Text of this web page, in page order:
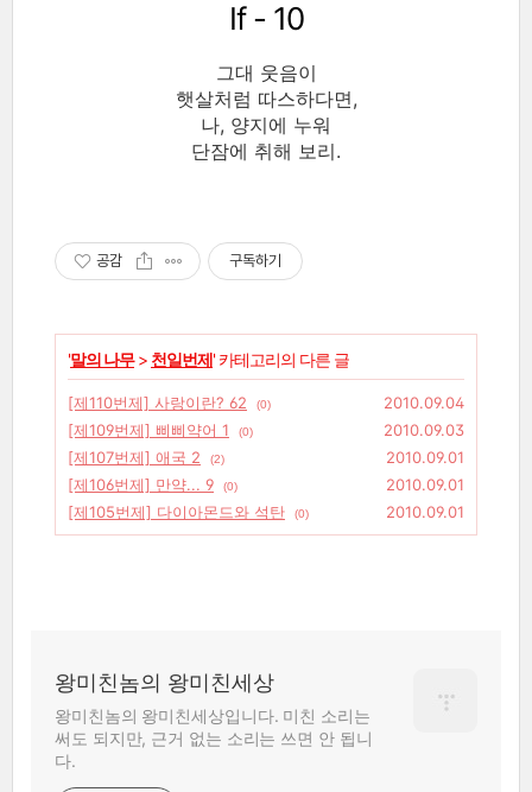
If - 10
그대 웃음이
햇살처럼 따스하다면,
나, 양지에 누워
단잠에 취해 보리.
공감 구독하기
'말의 나무> 천일번제' 카테고리의 다른 글
[제110번제] 사랑이란? 62 (0)
2010.09.04
[제109번제] 삐삐약어 1
(0)
2010.09.03
[제107번제] 애국 2
(2)
2010.09.01
[제106번제] 만약... 9
(0)
2010.09.01
[제105번제] 다이아몬드와 석탄
(0) 2010.09.01
왕미친놈의 왕미친세상
왕미친놈의 왕미친세상입니다. 미친 소리는
써도 되지만, 근거 없는 소리는 쓰면 안 됩니
다.